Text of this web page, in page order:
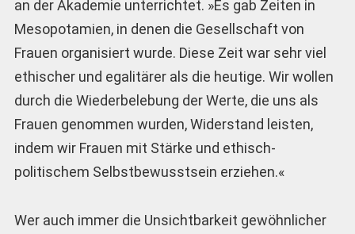
an der Akademie unterrichtet. »Es gab Zeiten in
Mesopotamien, in denen die Gesellschaft von
Frauen organisiert wurde. Diese Zeit war sehr viel
ethischer und egalitärer als die heutige. Wir wollen
durch die Wiederbelebung der Werte, die uns als
Frauen genommen wurden, Widerstand leisten,
indem wir Frauen mit Stärke und ethisch-
politischem Selbstbewusstsein erziehen.«
Wer auch immer die Unsichtbarkeit gewöhnlicher